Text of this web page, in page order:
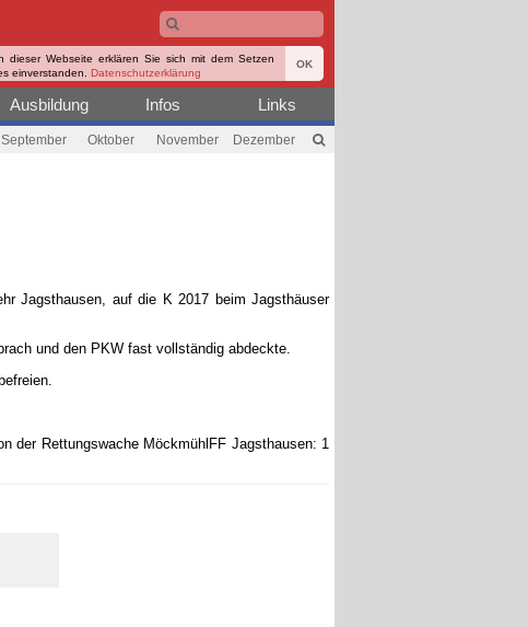
dieser Webseite erklären Sie sich mit dem Setzen
einverstanden. Datenschutzerklärung
OK
Ausbildung Infos Links
September Oktober November Dezember
Jagsthausen, auf die K 2017 beim Jagsthäuser
und den PKW fast vollständig abdeckte.
der Rettungswache MöckmühlFF Jagsthausen: 1